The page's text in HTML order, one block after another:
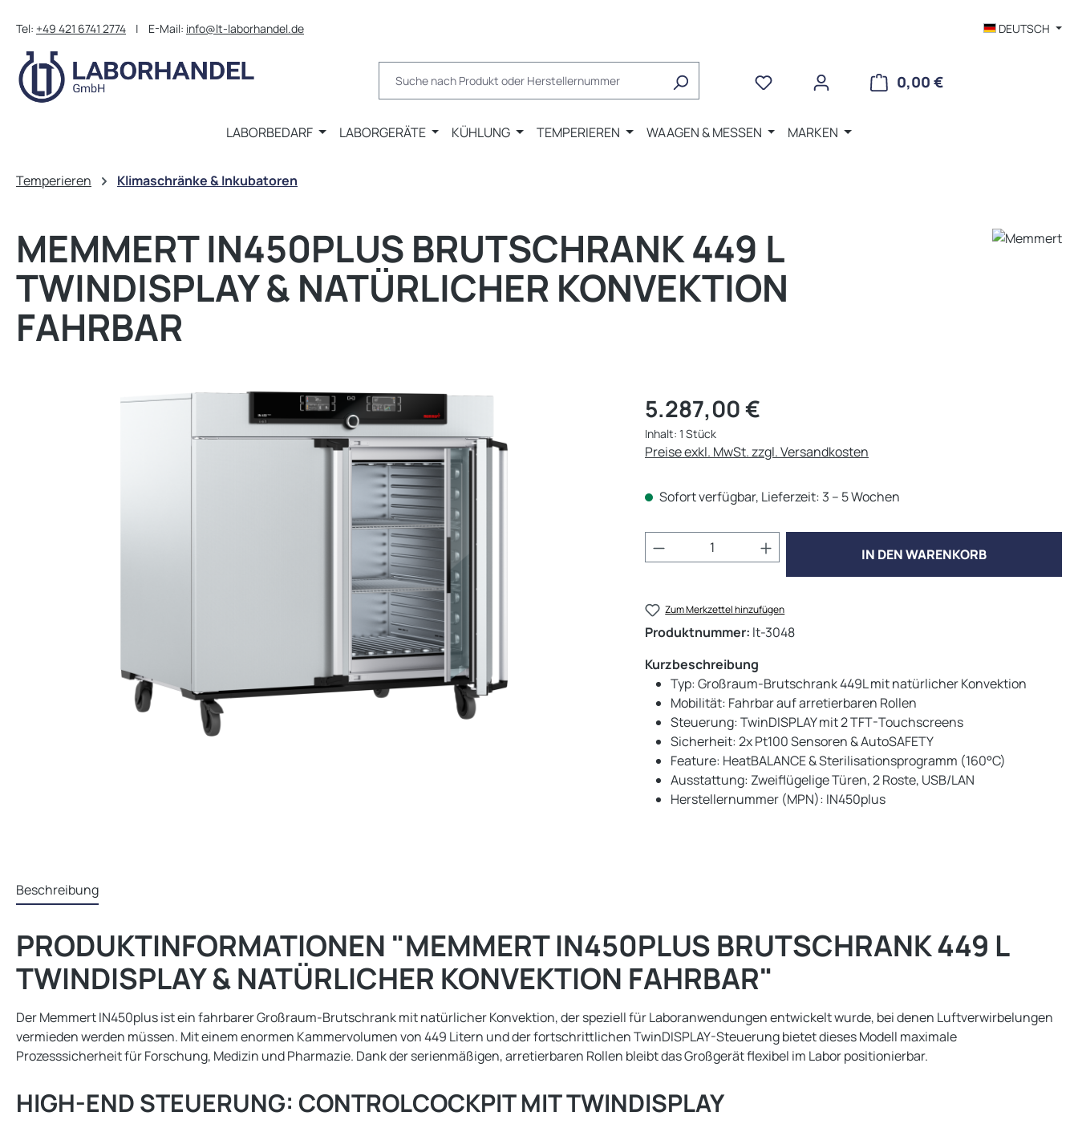
Tel: +49 421 6741 2774 | E-Mail: info@lt-laborhandel.de DEUTSCH
0,00 €WARENKORB
LABORBEDARF LABORGERÄTE KÜHLUNG TEMPERIEREN WAAGEN & MESSEN MARKEN
Temperieren Klimaschränke & Inkubatoren
MEMMERT IN450PLUS BRUTSCHRANK 449 L
TWINDISPLAY & NATÜRLICHER KONVEKTION
FAHRBAR
Bildergalerie überspringen Regulärer Preis:
5.287,00 €
Inhalt: 1 Stück
Preise exkl. MwSt. zzgl. Versandkosten
Sofort verfügbar, Lieferzeit: 3 – 5 Wochen
Produkt Anzahl: Gib den gewünschten Wert
IN DEN WARENKORB
Zum Merkzettel hinzufügen
Produktnummer: lt-3048
Kurzbeschreibung
Typ: Großraum-Brutschrank 449L mit natürlicher Konvektion
Mobilität: Fahrbar auf arretierbaren Rollen
Steuerung: TwinDISPLAY mit 2 TFT-Touchscreens
Sicherheit: 2x Pt100 Sensoren & AutoSAFETY
Feature: HeatBALANCE & Sterilisationsprogramm (160°C)
Ausstattung: Zweiflügelige Türen, 2 Roste, USB/LAN
Herstellernummer (MPN): IN450plus
Beschreibung
PRODUKTINFORMATIONEN "MEMMERT IN450PLUS BRUTSCHRANK 449 L
TWINDISPLAY & NATÜRLICHER KONVEKTION FAHRBAR"
Der Memmert IN450plus ist ein fahrbarer Großraum-Brutschrank mit natürlicher Konvektion, der speziell für Laboranwendungen entwickelt wurde, bei denen Luftverwirbelungen
vermieden werden müssen. Mit einem enormen Kammervolumen von 449 Litern und der fortschrittlichen TwinDISPLAY-Steuerung bietet dieses Modell maximale
Prozesssicherheit für Forschung, Medizin und Pharmazie. Dank der serienmäßigen, arretierbaren Rollen bleibt das Großgerät flexibel im Labor positionierbar.
HIGH-END STEUERUNG: CONTROLCOCKPIT MIT TWINDISPLAY